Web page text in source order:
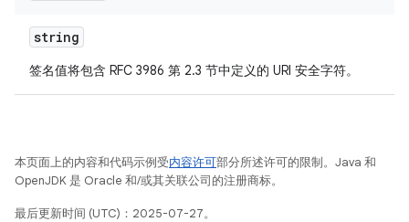
string
签名值将包含 RFC 3986 第 2.3 节中定义的 URI 安全字符。
本页面上的内容和代码示例受内容许可部分所述许可的限制。Java 和
OpenJDK 是 Oracle 和/或其关联公司的注册商标。
最后更新时间 (UTC)：2025-07-27。